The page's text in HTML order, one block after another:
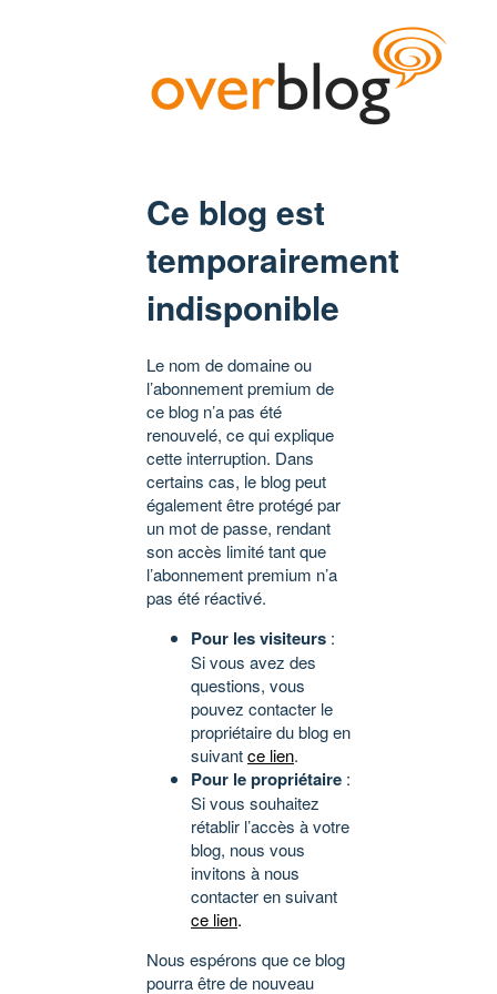
Ce blog est
temporairement
indisponible
Le nom de domaine ou
l’abonnement premium de
ce blog n’a pas été
renouvelé, ce qui explique
cette interruption. Dans
certains cas, le blog peut
également être protégé par
un mot de passe, rendant
son accès limité tant que
l’abonnement premium n’a
pas été réactivé.
Pour les visiteurs :
Si vous avez des
questions, vous
pouvez contacter le
propriétaire du blog en
suivantce lien.
Pour le propriétaire :
Si vous souhaitez
rétablir l’accès à votre
blog, nous vous
invitons à nous
contacter en suivant
ce lien.
Nous espérons que ce blog
pourra être de nouveau